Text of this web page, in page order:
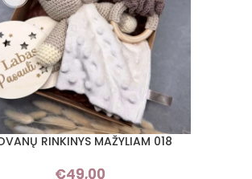
SAVYBES
RINKINYS MAŽYLIAM 018
€49,00